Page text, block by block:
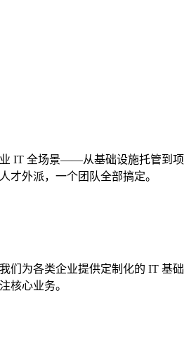
IT 全场景——从基础设施托管到项
才外派，一个团队全部搞定。
们为各类企业提供定制化的 IT 基础
核心业务。